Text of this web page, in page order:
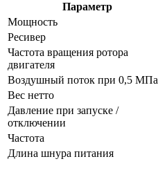
Параметр
Мощность
Ресивер
Частота вращения ротора
двигателя
Воздушный поток при 0,5 МПа
Вес нетто
Давление при запуске /
отключении
Частота
Длина шнура питания